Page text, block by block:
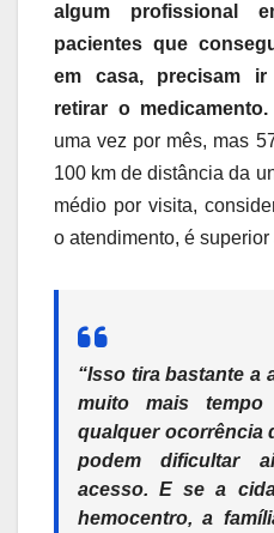
algum profissional
pacientes que
em casa, precisam
retirar o medicamento.
uma vez por mês, mas
100 km de distância da
médio por visita,
o atendimento, é superior
“Isso tira bastante a
muito mais
qualquer ocorrência
podem dificultar
acesso. E se a
hemocentro, a